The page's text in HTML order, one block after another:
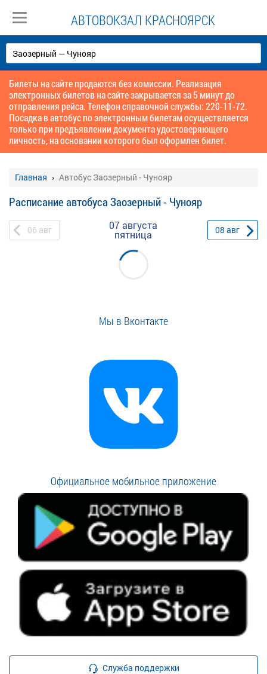
АВТОВОКЗАЛ КРАСНОЯРСК
Билеты на сайте продаются без комиссии. Реализация
электронных билетов на сайте закрывается за 5 минут до
отправления рейса. Телефон справочной службы: 220-11-72.
Посадка в автобус по электронным билетам осуществляется
только при предъявлении документа удостоверяющего
личность, на основании которого был оформлен билет.
Главная Автобус Заозерный - Чунояр
Расписание автобуса Заозерный - Чунояр
06 авг 07 августа
пятница 08 авг
Мы в Вконтакте
Официальное мобильное приложение
Служба поддержки